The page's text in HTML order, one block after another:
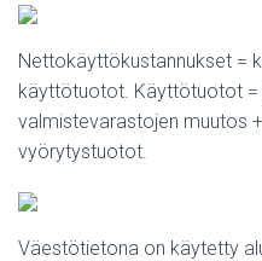
Nettokäyttökustannukset =
käyttötuotot. Käyttötuotot
valmistevarastojen muutos
vyörytystuotot.
Väestötietona on käytetty